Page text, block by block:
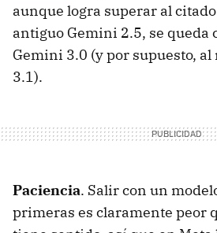
aunque logra superar al
antiguo Gemini 2.5, se queda
Gemini 3.0 (y por supuesto,
3.1).
Paciencia. Salir con un
primeras es claramente peor